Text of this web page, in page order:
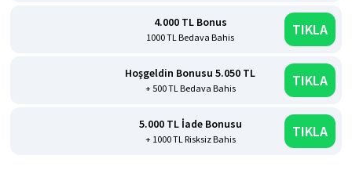
4.000 TL Bonus
1000 TL Bedava Bahis TIKLA
Hoşgeldin Bonusu 5.050 TL
+ 500 TL Bedava Bahis TIKLA
5.000 TL İade Bonusu
+ 1000 TL Risksiz Bahis TIKLA